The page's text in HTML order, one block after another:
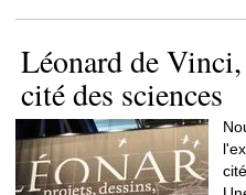
Léonard de
cité des sciences